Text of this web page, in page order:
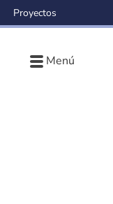
Menú
Proyectos